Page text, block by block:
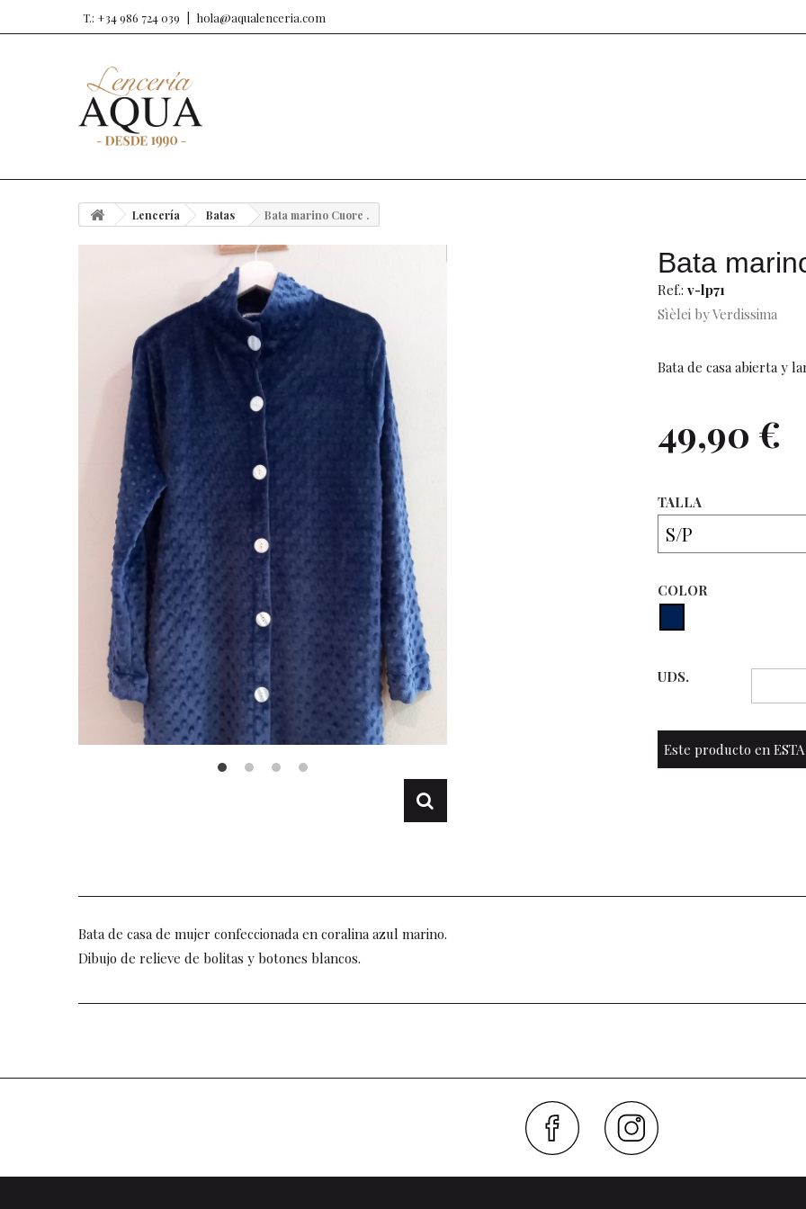
T.: +34 986 724 039 hola@aqualenceria.com
Lencería Batas Bata marino Cuore .
Bata
Ref.: v-lp71
Sìèlei by Verdissima
Bata de casa abierta y
49,90 €
TALLA
COLOR
UDS.
Este producto en
Bata de casa de mujer confeccionada en coralina azul marino.
Dibujo de relieve de bolitas y botones blancos.
Facebook